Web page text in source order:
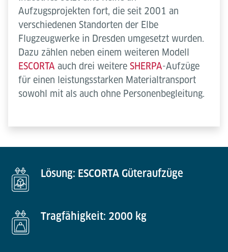
Aufzugsprojekten fort, die seit 2001 an
verschiedenen Standorten der Elbe
Flugzeugwerke in Dresden umgesetzt wurden.
Dazu zählen neben einem weiteren Modell
ESCORTA auch drei weitere SHERPA-Aufzüge
für einen leistungsstarken Materialtransport
sowohl mit als auch ohne Personenbegleitung.
Lösung: ESCORTA Güteraufzüge
Tragfähigkeit: 2000 kg